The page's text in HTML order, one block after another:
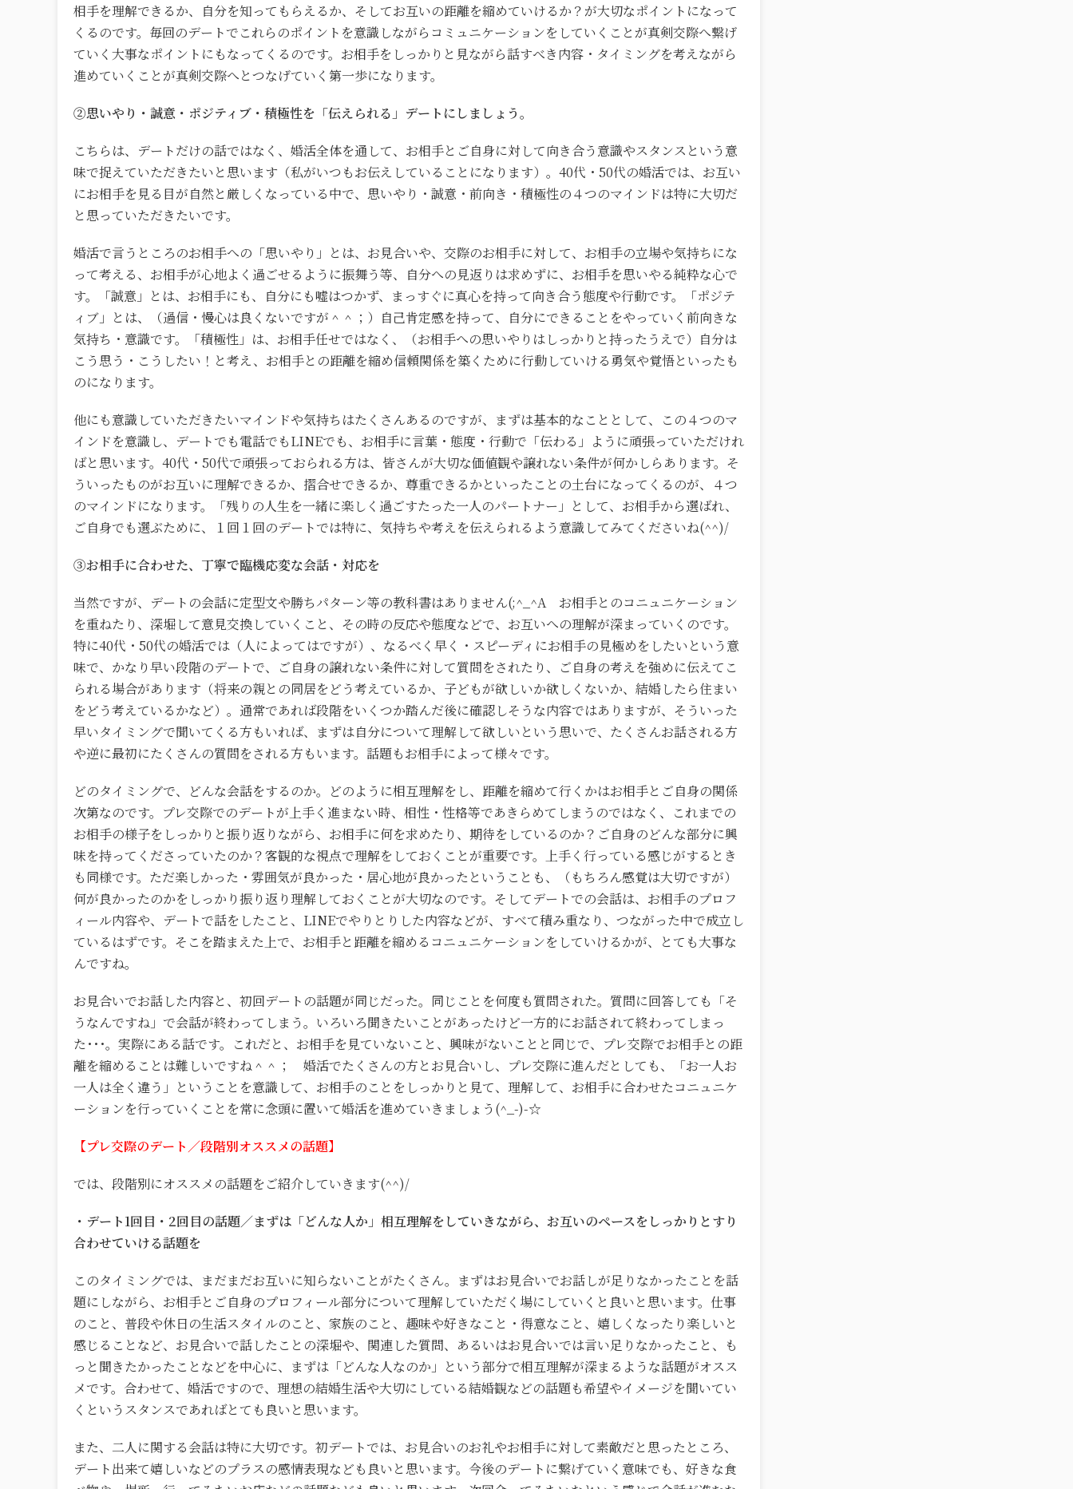
相手を理解できるか、自分を知ってもらえるか、そしてお互いの距離を縮めていけるか？が大切なポイントになって
くるのです。毎回のデートでこれらのポイントを意識しながらコミュニケーションをしていくことが真剣交際へ繋げ
ていく大事なポイントにもなってくるのです。お相手をしっかりと見ながら話すべき内容・タイミングを考えながら
進めていくことが真剣交際へとつなげていく第一歩になります。
②思いやり・誠意・ポジティブ・積極性を「伝えられる」デートにしましょう。
こちらは、デートだけの話ではなく、婚活全体を通して、お相手とご自身に対して向き合う意識やスタンスという意
味で捉えていただきたいと思います（私がいつもお伝えしていることになります）。40代・50代の婚活では、お互い
にお相手を見る目が自然と厳しくなっている中で、思いやり・誠意・前向き・積極性の４つのマインドは特に大切だ
と思っていただきたいです。
婚活で言うところのお相手への「思いやり」とは、お見合いや、交際のお相手に対して、お相手の立場や気持ちにな
って考える、お相手が心地よく過ごせるように振舞う等、自分への見返りは求めずに、お相手を思いやる純粋な心で
す。「誠意」とは、お相手にも、自分にも嘘はつかず、まっすぐに真心を持って向き合う態度や行動です。「ポジテ
ィブ」とは、（過信・慢心は良くないですが＾＾；）自己肯定感を持って、自分にできることをやっていく前向きな
気持ち・意識です。「積極性」は、お相手任せではなく、（お相手への思いやりはしっかりと持ったうえで）自分は
こう思う・こうしたい！と考え、お相手との距離を縮め信頼関係を築くために行動していける勇気や覚悟といったも
のになります。
他にも意識していただきたいマインドや気持ちはたくさんあるのですが、まずは基本的なこととして、この４つのマ
インドを意識し、デートでも電話でもLINEでも、お相手に言葉・態度・行動で「伝わる」ように頑張っていただけれ
ばと思います。40代・50代で頑張っておられる方は、皆さんが大切な価値観や譲れない条件が何かしらあります。そ
ういったものがお互いに理解できるか、摺合せできるか、尊重できるかといったことの土台になってくるのが、４つ
のマインドになります。「残りの人生を一緒に楽しく過ごすたった一人のパートナー」として、お相手から選ばれ、
ご自身でも選ぶために、１回１回のデートでは特に、気持ちや考えを伝えられるよう意識してみてくださいね(^^)/
③お相手に合わせた、丁寧で臨機応変な会話・対応を
当然ですが、デートの会話に定型文や勝ちパターン等の教科書はありません(;^_^A お相手とのコニュニケーション
を重ねたり、深堀して意見交換していくこと、その時の反応や態度などで、お互いへの理解が深まっていくのです。
特に40代・50代の婚活では（人によってはですが）、なるべく早く・スピーディにお相手の見極めをしたいという意
味で、かなり早い段階のデートで、ご自身の譲れない条件に対して質問をされたり、ご自身の考えを強めに伝えてこ
られる場合があります（将来の親との同居をどう考えているか、子どもが欲しいか欲しくないか、結婚したら住まい
をどう考えているかなど）。通常であれば段階をいくつか踏んだ後に確認しそうな内容ではありますが、そういった
早いタイミングで聞いてくる方もいれば、まずは自分について理解して欲しいという思いで、たくさんお話される方
や逆に最初にたくさんの質問をされる方もいます。話題もお相手によって様々です。
どのタイミングで、どんな会話をするのか。どのように相互理解をし、距離を縮めて行くかはお相手とご自身の関係
次第なのです。プレ交際でのデートが上手く進まない時、相性・性格等であきらめてしまうのではなく、これまでの
お相手の様子をしっかりと振り返りながら、お相手に何を求めたり、期待をしているのか？ご自身のどんな部分に興
味を持ってくださっていたのか？客観的な視点で理解をしておくことが重要です。上手く行っている感じがするとき
も同様です。ただ楽しかった・雰囲気が良かった・居心地が良かったということも、（もちろん感覚は大切ですが）
何が良かったのかをしっかり振り返り理解しておくことが大切なのです。そしてデートでの会話は、お相手のプロフ
ィール内容や、デートで話をしたこと、LINEでやりとりした内容などが、すべて積み重なり、つながった中で成立し
ているはずです。そこを踏まえた上で、お相手と距離を縮めるコニュニケーションをしていけるかが、とても大事な
んですね。
お見合いでお話した内容と、初回デートの話題が同じだった。同じことを何度も質問された。質問に回答しても「そ
うなんですね」で会話が終わってしまう。いろいろ聞きたいことがあったけど一方的にお話されて終わってしまっ
た･･･。実際にある話です。これだと、お相手を見ていないこと、興味がないことと同じで、プレ交際でお相手との距
離を縮めることは難しいですね＾＾； 婚活でたくさんの方とお見合いし、プレ交際に進んだとしても、「お一人お
一人は全く違う」ということを意識して、お相手のことをしっかりと見て、理解して、お相手に合わせたコニュニケ
ーションを行っていくことを常に念頭に置いて婚活を進めていきましょう(^_-)-☆
【プレ交際のデート／段階別オススメの話題】
では、段階別にオススメの話題をご紹介していきます(^^)/
・デート1回目・2回目の話題／まずは「どんな人か」相互理解をしていきながら、お互いのペースをしっかりとすり
合わせていける話題を
このタイミングでは、まだまだお互いに知らないことがたくさん。まずはお見合いでお話しが足りなかったことを話
題にしながら、お相手とご自身のプロフィール部分について理解していただく場にしていくと良いと思います。仕事
のこと、普段や休日の生活スタイルのこと、家族のこと、趣味や好きなこと・得意なこと、嬉しくなったり楽しいと
感じることなど、お見合いで話したことの深堀や、関連した質問、あるいはお見合いでは言い足りなかったこと、も
っと聞きたかったことなどを中心に、まずは「どんな人なのか」という部分で相互理解が深まるような話題がオスス
メです。合わせて、婚活ですので、理想の結婚生活や大切にしている結婚観などの話題も希望やイメージを聞いてい
くというスタンスであればとても良いと思います。
また、二人に関する会話は特に大切です。初デートでは、お見合いのお礼やお相手に対して素敵だと思ったところ、
デート出来て嬉しいなどのプラスの感情表現なども良いと思います。今後のデートに繋げていく意味でも、好きな食